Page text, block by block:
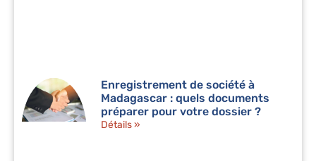
Enregistrement de société à
Madagascar : quels documents
préparer pour votre dossier ?
Détails »